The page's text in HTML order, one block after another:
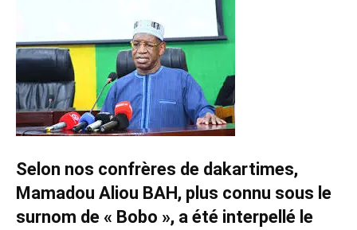
Selon nos confrères de dakartimes,
Mamadou Aliou BAH, plus connu sous le
surnom de « Bobo », a été interpellé le